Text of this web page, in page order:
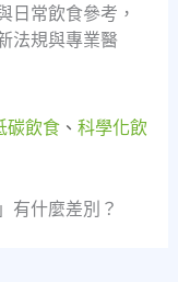
日常飲食參考，
法規與專業醫
碳飲食、 科學化飲
有什麼差別？